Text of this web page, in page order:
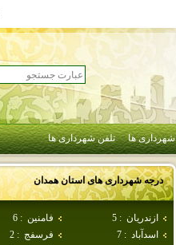
ها تلفن شهرداری ها
درجه شهرداری های استانهمدان
ازندريان :
5 فامنين :
6
اسدآباد :
7 فرسفج :
2